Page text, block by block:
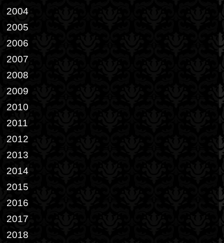
2004
2005
2006
2007
2008
2009
2010
2011
2012
2013
2014
2015
2016
2017
2018